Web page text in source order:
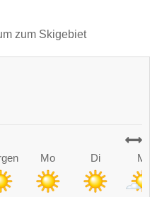
zum Skigebiet
Mo Di Mi